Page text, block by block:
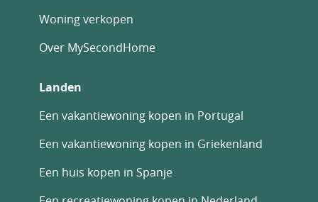
Woning verkopen
Over MySecondHome
Landen
Een vakantiewoning kopen in Portugal
Een vakantiewoning kopen in Griekenland
Een huis kopen in Spanje